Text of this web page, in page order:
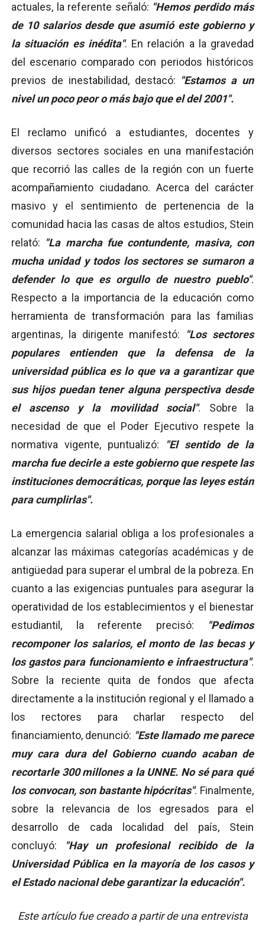
actuales, la referente señaló: "Hemos perdido más
de 10 salarios desde que asumió este gobierno y
la situación es inédita". En relación a la gravedad
del escenario comparado con periodos históricos
previos de inestabilidad, destacó: "Estamos a un
nivel un poco peor o más bajo que el del 2001".
El reclamo unificó a estudiantes, docentes y
diversos sectores sociales en una manifestación
que recorrió las calles de la región con un fuerte
acompañamiento ciudadano. Acerca del carácter
masivo y el sentimiento de pertenencia de la
comunidad hacia las casas de altos estudios, Stein
relató: "La marcha fue contundente, masiva, con
mucha unidad y todos los sectores se sumaron a
defender lo que es orgullo de nuestro pueblo".
Respecto a la importancia de la educación como
herramienta de transformación para las familias
argentinas, la dirigente manifestó:
"Los sectores
populares entienden que la defensa de la
universidad pública es lo que va a garantizar que
sus hijos puedan tener alguna perspectiva desde
el ascenso y la movilidad social". Sobre la
necesidad de que el Poder Ejecutivo respete la
normativa vigente, puntualizó: "El sentido de la
marcha fue decirle a este gobierno que respete las
instituciones democráticas, porque las leyes están
para cumplirlas".
La emergencia salarial obliga a los profesionales a
alcanzar las máximas categorías académicas y de
antigüedad para superar el umbral de la pobreza. En
cuanto a las exigencias puntuales para asegurar la
operatividad de los establecimientos y el bienestar
estudiantil, la referente precisó:
"Pedimos
recomponer los salarios, el monto de las becas y
los gastos para funcionamiento e infraestructura".
Sobre la reciente quita de fondos que afecta
directamente a la institución regional y el llamado a
los rectores para charlar respecto del
financiamiento, denunció: "Este llamado me parece
muy cara dura del Gobierno cuando acaban de
recortarle 300 millones a la UNNE. No sé para qué
los convocan, son bastante hipócritas". Finalmente,
sobre la relevancia de los egresados para el
desarrollo de cada localidad del país, Stein
concluyó:
"Hay un profesional recibido de la
Universidad Pública en la mayoría de los casos y
el Estado nacional debe garantizar la educación".
Este artículo fue creado a partir de una entrevista